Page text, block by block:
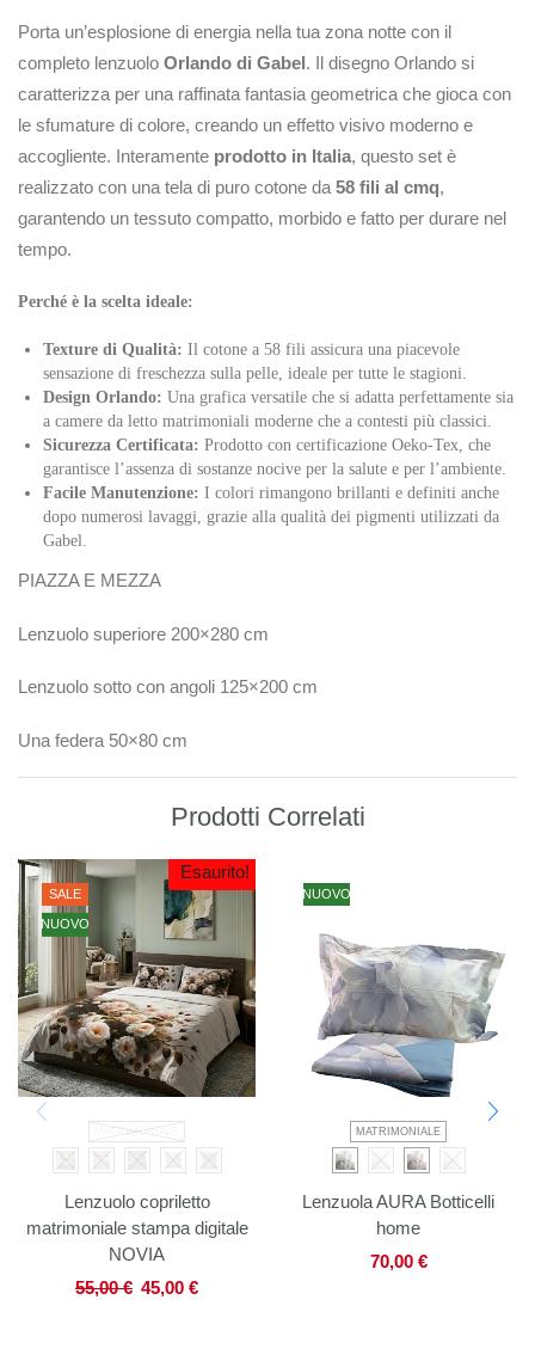
Porta un’esplosione di energia nella tua zona notte con il
completo lenzuolo Orlando di Gabel. Il disegno Orlando si
caratterizza per una raffinata fantasia geometrica che gioca con
le sfumature di colore, creando un effetto visivo moderno e
accogliente. Interamente prodotto in Italia, questo set è
realizzato con una tela di puro cotone da 58 fili al cmq,
garantendo un tessuto compatto, morbido e fatto per durare nel
tempo.
Perché è la scelta ideale:
Texture di Qualità: Il cotone a 58 fili assicura una piacevole
sensazione di freschezza sulla pelle, ideale per tutte le stagioni.
Design Orlando: Una grafica versatile che si adatta perfettamente sia
a camere da letto matrimoniali moderne che a contesti più classici.
Sicurezza Certificata: Prodotto con certificazione Oeko-Tex, che
garantisce l’assenza di sostanze nocive per la salute e per l’ambiente.
Facile Manutenzione: I colori rimangono brillanti e definiti anche
dopo numerosi lavaggi, grazie alla qualità dei pigmenti utilizzati da
Gabel.
PIAZZA E MEZZA
Lenzuolo superiore 200×280 cm
Lenzuolo sotto con angoli 125×200 cm
Una federa 50×80 cm
Prodotti Correlati
SALE
NUOVO
Esaurito!
MATRIMONIALE
Lenzuolo copriletto
matrimoniale stampa digitale
NOVIA
55,00€ 45,00 €
NUOVO
MATRIMONIALE
Lenzuola AURA Botticelli
home
70,00 €